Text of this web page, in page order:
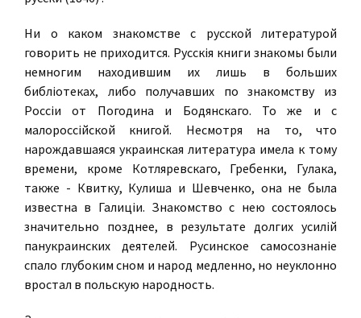
Ни о каком знакомстве с русской литературой
говорить не приходится. Русскiя книги знакомы были
немногим находившим их лишь в больших
библiотеках, либо получавших по знакомству из
Россiи от Погодина и Бодянскаго. То же и с
малороссiйской книгой. Несмотря на то, что
нарождавшаяся украинская литература имела к тому
времени, кроме Котляревскаго, Гребенки, Гулака,
также - Квитку, Кулиша и Шевченко, она не была
известна в Галицiи. Знакомство с нею состоялось
значительно позднее, в результате долгих усилiй
панукраинских деятелей. Русинское самосознанiе
спало глубоким сном и народ медленно, но неуклонно
вростал в польскую народность.